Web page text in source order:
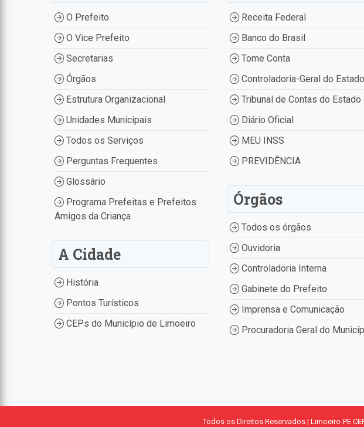
O Prefeito
O Vice Prefeito
Secretarias
Órgãos
Estrutura Organizacional
Unidades Municipais
Todos os Serviços
Perguntas Frequentes
Glossário
Programa Prefeitas e Prefeitos
Amigos da Criança
A Cidade
História
Pontos Turísticos
CEPs do Município de Limoeiro
Receita Federal
Banco do Brasil
Tome Conta
Controladoria-Geral do Estado
Tribunal de Contas do Estado
Diário Oficial
MEU INSS
PREVIDÊNCIA
Órgãos
Todos os órgãos
Ouvidoria
Controladoria Interna
Gabinete do Prefeito
Imprensa e Comunicação
Procuradoria Geral do
Todos os Direitos Reservados | Limoeiro-PE